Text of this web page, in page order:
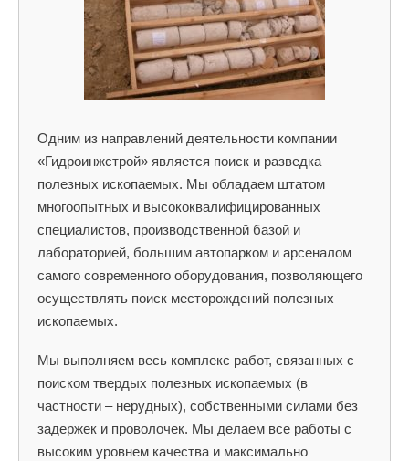
Одним из направлений деятельности компании
«Гидроинжстрой» является поиск и разведка
полезных ископаемых. Мы обладаем штатом
многоопытных и высококвалифицированных
специалистов, производственной базой и
лабораторией, большим автопарком и арсеналом
самого современного оборудования, позволяющего
осуществлять поиск месторождений полезных
ископаемых.
Мы выполняем весь комплекс работ, связанных с
поиском твердых полезных ископаемых (в
частности – нерудных), собственными силами без
задержек и проволочек. Мы делаем все работы с
высоким уровнем качества и максимально